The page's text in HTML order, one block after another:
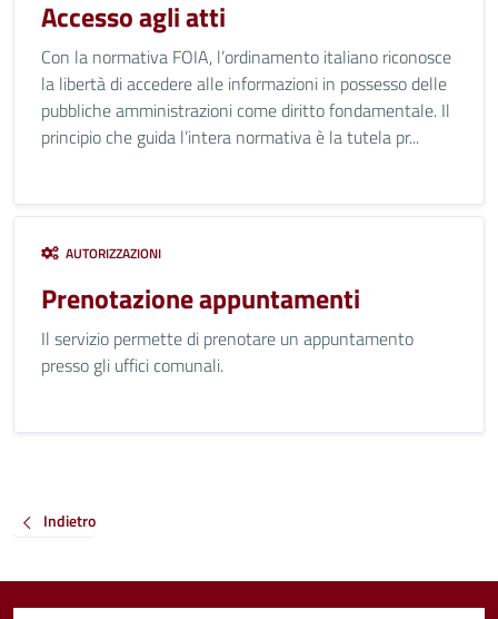
Accesso agli atti
Con la normativa FOIA, l’ordinamento italiano riconosce
la libertà di accedere alle informazioni in possesso delle
pubbliche amministrazioni come diritto fondamentale. Il
principio che guida l’intera normativa è la tutela pr...
AUTORIZZAZIONI
Prenotazione appuntamenti
Il servizio permette di prenotare un appuntamento
presso gli uffici comunali.
Indietro